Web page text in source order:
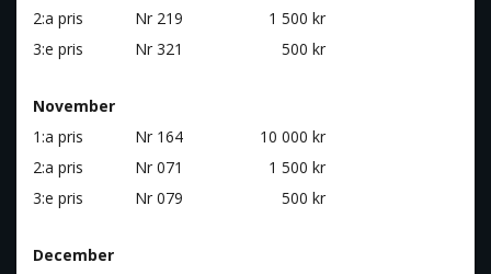
2:a pris
Nr 219
1 500 kr
3:e pris
Nr 321 500 kr
November
1:a pris
Nr 164
10 000 kr
2:a pris
Nr 071
1 500 kr
3:e pris
Nr 079 500 kr
December